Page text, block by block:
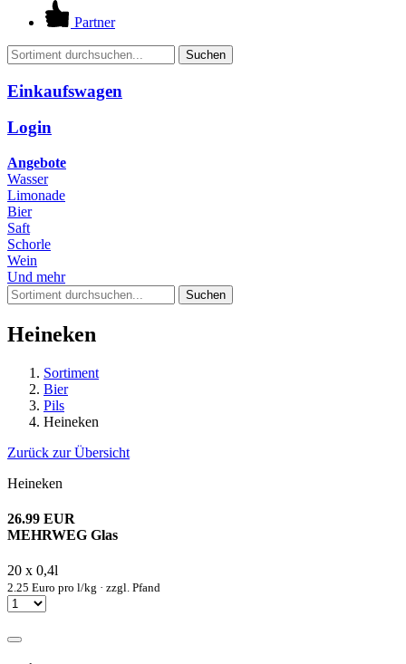
Partner
Suchen
Einkaufswagen
Login
Angebote
Wasser
Limonade
Bier
Saft
Schorle
Wein
Und mehr
Suchen
Heineken
Sortiment
Bier
Pils
Heineken
Zurück zur Übersicht
Heineken
26.99 EUR
MEHRWEG Glas
20 x 0,4l
2.25 Euro pro l/kg · zzgl. Pfand